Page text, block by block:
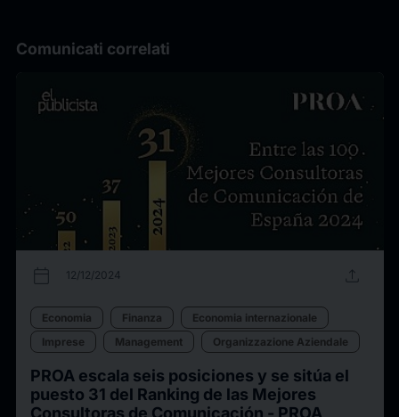
Comunicati correlati
calendar_today 12/12/2024 upload
Economia Finanza
Economia internazionale
Imprese
Management Organizzazione Aziendale
PROA escala seis posiciones y se sitúa el
puesto 31 del Ranking de las Mejores
Consultoras de Comunicación - PROA